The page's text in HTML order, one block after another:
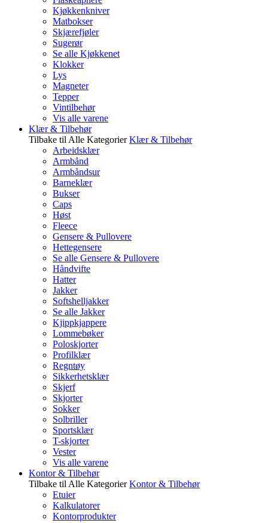
Kjøkkenkniver
Matbokser
Skjærefjøler
Sugerør
Se alle Kjøkkenet
Klokker
Lys
Magneter
Tepper
Vintilbehør
Vis alle varene
Klær & Tilbehør
Tilbake til Alle Kategorier Klær & Tilbehør
Arbeidsklær
Armbånd
Armbåndsur
Barneklær
Bukser
Caps
Høst
Fleece
Gensere & Pullovere
Hettegensere
Se alle Gensere & Pullovere
Håndvifte
Hatter
Jakker
Softshelljakker
Se alle Jakker
Kjippkjappere
Lommebøker
Poloskjorter
Profilklær
Regntøy
Sikkerhetsklær
Skjerf
Skjorter
Sokker
Solbriller
Sportsklær
T-skjorter
Vester
Vis alle varene
Kontor & Tilbehør
Tilbake til Alle Kategorier Kontor & Tilbehør
Etuier
Kalkulatorer
Kontorprodukter